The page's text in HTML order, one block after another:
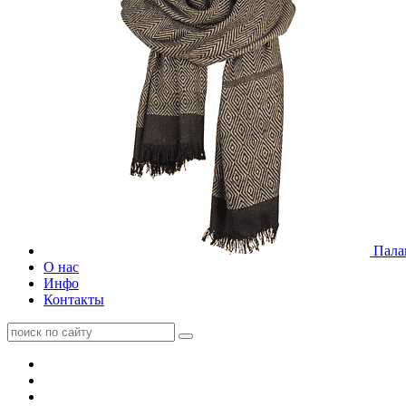
О нас
Инфо
Контакты